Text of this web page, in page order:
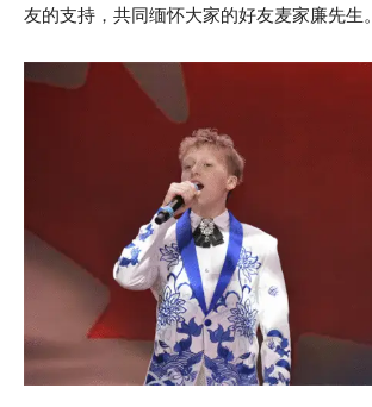
友的支持，共同缅怀大家的好友麦家廉先生。